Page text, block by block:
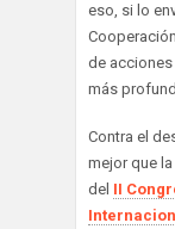
eso, si lo
de
más
Contra el
mejor que
del II